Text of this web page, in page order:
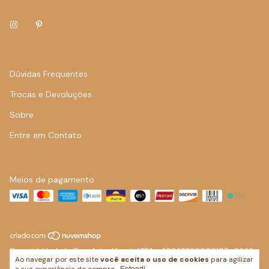
Ao navegar por este sitevocê aceita o uso de cookies para agilizar
Dúvidas Frequentes
Trocas e Devoluções
Sobre
Entre em Contato
Meios de pagamento
Copyright Isabela Cury Artes Visuais LTDA - 40649260000107 - 2026.
Todos os direitos reservados.